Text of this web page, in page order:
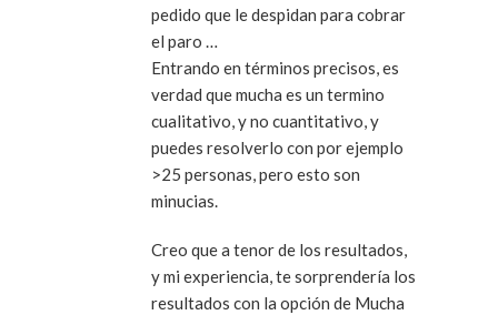
pedido que le despidan para cobrar
el paro …
Entrando en términos precisos, es
verdad que mucha es un termino
cualitativo, y no cuantitativo, y
puedes resolverlo con por ejemplo
>25 personas, pero esto son
minucias.
Creo que a tenor de los resultados,
y mi experiencia, te sorprendería los
resultados con la opción de Mucha